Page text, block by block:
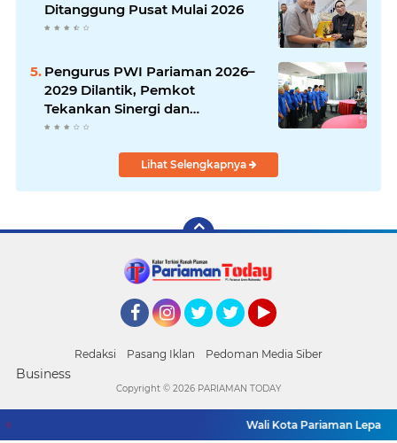
Ditanggung Pusat Mulai 2026
Pengurus PWI Pariaman 2026–
2029 Dilantik, Pemkot
Tekankan Sinergi dan
Profesionalisme Pers
Lihat Selengkapnya
Redaksi Pasang Iklan Pedoman Media Siber
Business
Wali Kota Pariaman Lepas
Copyright © 2026 PARIAMAN TODAY